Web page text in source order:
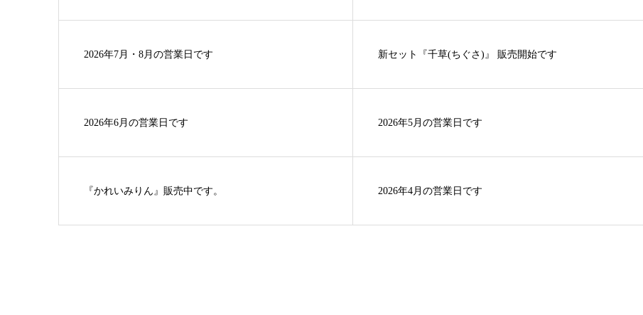
2026年7月・8月の営業日です 新セット『千草(ちぐさ)』 販売開始です
2026年6月の営業日です 2026年5月の営業日です
『かれいみりん』販売中です。 2026年4月の営業日です